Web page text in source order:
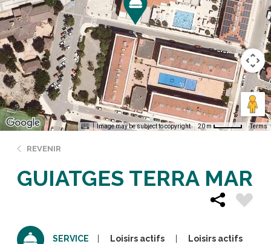
Image may be subject to copyright 20 m Terms
REVENIR
GUIATGES TERRA MAR
SERVICE Loisirs actifs Loisirs actifs